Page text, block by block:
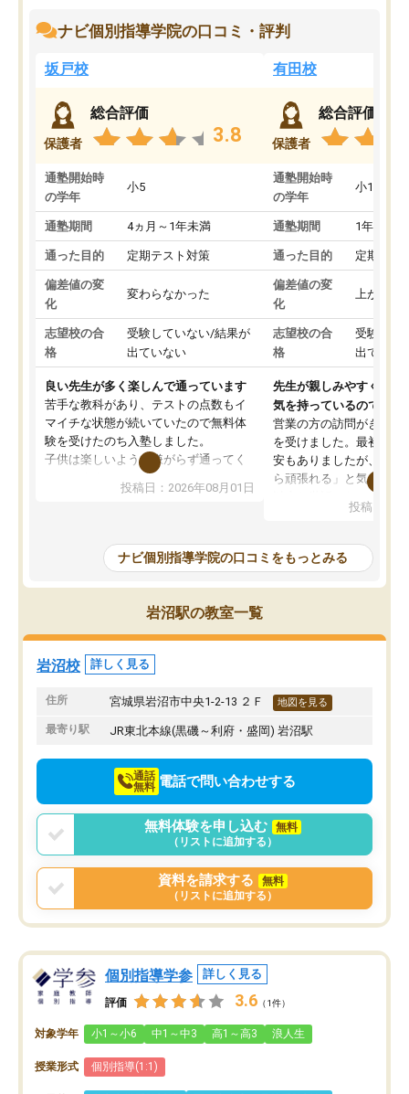
ナビ個別指導学院の口コミ・評判
坂戸校
保護者
総合評価
3.8
通塾開始時
の学年
小5
通塾期間 4ヵ月～1年未満
通った目的 定期テスト対策
偏差値の変
化
変わらなかった
志望校の合
格
受験していない/結果が
出ていない
良い先生が多く楽しんで通っています
苦手な教科があり、テストの点数もイ
マイチな状態が続いていたので無料体
験を受けたのち入塾しました。
子供は楽しいようで嫌がらず通ってく
先生は良い方が多く、いつも笑顔で対
教室は少し狭い印象なので夜の時間帯
など生徒さんが多い時間帯は手狭では
ないかな？と感じます。
また駅前にあるのでアクセスは良いで
すが駐車場がないのでお迎えの際に近
隣のコインパーキングを利用または路
上駐車をするしかない点が少し不便で
投稿日：2026年08月01日
有田校
保護者
総合評価
通塾開始時
の学年
小1
通塾期間 1年以上
通った目的 定期テス
偏差値の変
化
上がった
志望校の合
格
受験して
出ていな
先生が親しみやすく勉強
気を持っているので安心
営業の方の訪問がきっか
を受けました。最初は続
安もありましたが、子ど
ら頑張れる」と気に入り
ても分かりやすく、学
方を丁寧に教えてくださ
が深まっていると感じま
熱心で、一人ひとりの苦
前より勉強に前向きに取
りたいと思える塾です。
投稿日：
ナビ個別指導学院の口コミをもっとみる
岩沼駅の教室一覧
岩沼校 詳しく見る
住所 宮城県岩沼市中央1-2-13 ２Ｆ 地図を見る
最寄り駅 JR東北本線(黒磯～利府・盛岡) 岩沼駅
通話
無料 電話で問い合わせする
無料体験を申し込む
無料
（リストに追加する）
資料を請求する
無料
（リストに追加する）
個別指導学参 詳しく見る
評価 3.6 （1件）
対象学年 小1～小6 中1～中3 高1～高3 浪人生
授業形式 個別指導(1:1)